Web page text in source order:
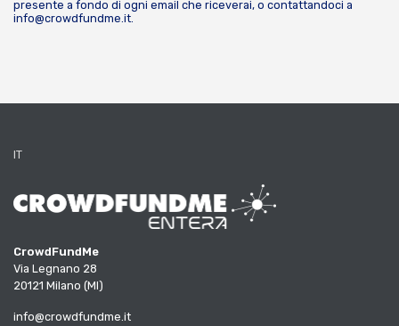
presente a fondo di ogni email che riceverai, o contattandoci a
info@crowdfundme.it.
IT
CrowdFundMe
Via Legnano 28
20121 Milano (MI)
info@crowdfundme.it